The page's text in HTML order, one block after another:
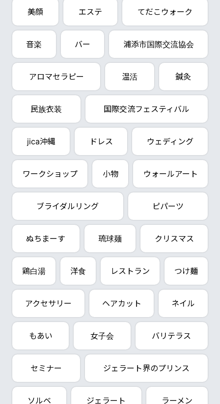
美顔 エステ てだこウォーク
音楽 バー 浦添市国際交流協会
アロマセラピー 温活 鍼灸
民族衣装 国際交流フェスティバル
jica沖縄 ドレス ウェディング
ワークショップ 小物 ウォールアート
ブライダルリング ピパーツ
ぬちまーす 琉球麺 クリスマス
鶏白湯 洋食 レストラン つけ麺
アクセサリー ヘアカット ネイル
もあい 女子会 バリテラス
セミナー ジェラート界のプリンス
ソルベ ジェラート ラーメン